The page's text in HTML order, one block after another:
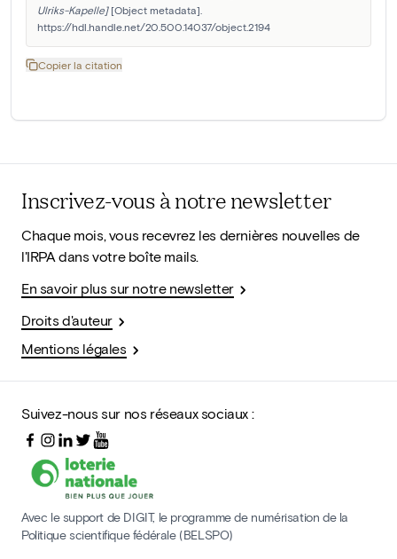
Ulriks-Kapelle] [Object metadata].
https://hdl.handle.net/20.500.14037/object.2194
Copier la citation
Inscrivez-vous à notre newsletter
Chaque mois, vous recevrez les dernières nouvelles de
l'IRPA dans votre boîte mails.
En savoir plus sur notre newsletter
Droits d'auteur
Mentions légales
Suivez-nous sur nos réseaux sociaux :
Avec le support de DIGIT, le programme de numérisation de la
Politique scientifique fédérale (BELSPO)